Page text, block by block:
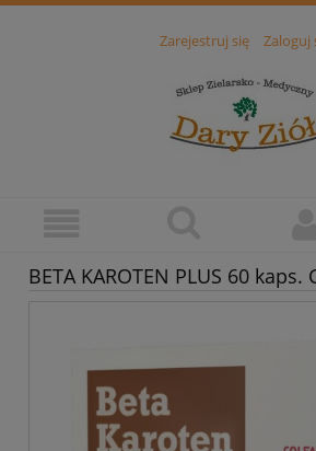
Zarejestruj się Zaloguj
BETA KAROTEN PLUS 60 kaps.